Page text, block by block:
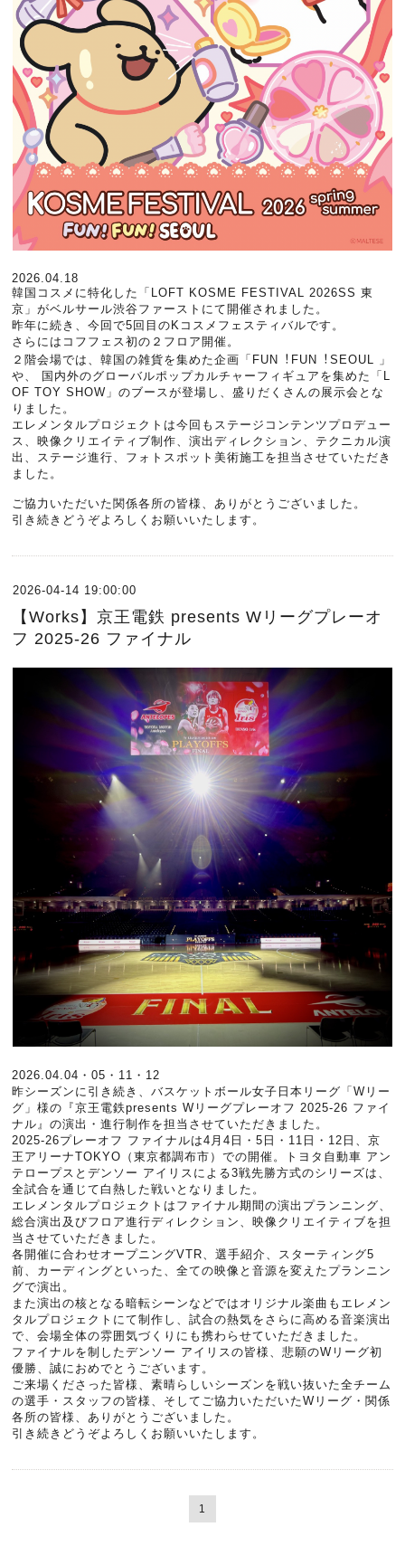
2026.04.18
韓国コスメに特化した「LOFT KOSME FESTIVAL 2026SS 東
京」がベルサール渋谷ファーストにて開催されました。
昨年に続き、今回で5回目のKコスメフェスティバルです。
さらにはコフフェス初の２フロア開催。
２階会場では、韓国の雑貨を集めた企画「FUN︕FUN︕SEOUL 」
や、 国内外のグローバルポップカルチャーフィギュアを集めた「L
OF TOY SHOW」のブースが登場し、盛りだくさんの展⽰会とな
りました。
エレメンタルプロジェクトは今回もステージコンテンツプロデュー
ス、映像クリエイティブ制作、演出ディレクション、テクニカル演
出、ステージ進行、フォトスポット美術施工を担当させていただき
ました。
ご協力いただいた関係各所の皆様、ありがとうございました。
引き続きどうぞよろしくお願いいたします。
2026-04-14 19:00:00
【Works】京王電鉄 presents Wリーグプレーオ
フ 2025-26 ファイナル
2026.04.04・05・11・12
昨シーズンに引き続き、バスケットボール女子日本リーグ「Wリー
グ」様の『京王電鉄presents Wリーグプレーオフ 2025-26 ファイ
ナル』の演出・進行制作を担当させていただきました。
2025-26プレーオフ ファイナルは4月4日・5日・11日・12日、京
王アリーナTOKYO（東京都調布市）での開催。トヨタ自動車 アン
テロープスとデンソー アイリスによる3戦先勝方式のシリーズは、
全試合を通じて白熱した戦いとなりました。
エレメンタルプロジェクトはファイナル期間の演出プランニング、
総合演出及びフロア進行ディレクション、映像クリエイティブを担
当させていただきました。
各開催に合わせオープニングVTR、選手紹介、スターティング5
前、カーディングといった、全ての映像と音源を変えたプランニン
グで演出。
また演出の核となる暗転シーンなどではオリジナル楽曲もエレメン
タルプロジェクトにて制作し、試合の熱気をさらに高める音楽演出
で、会場全体の雰囲気づくりにも携わらせていただきました。
ファイナルを制したデンソー アイリスの皆様、悲願のWリーグ初
優勝、誠におめでとうございます。
ご来場くださった皆様、素晴らしいシーズンを戦い抜いた全チーム
の選手・スタッフの皆様、そしてご協力いただいたWリーグ・関係
各所の皆様、ありがとうございました。
引き続きどうぞよろしくお願いいたします。
1